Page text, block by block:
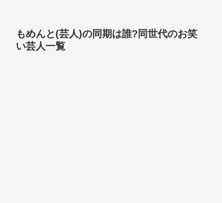
もめんと(芸人)の同期は誰?同世代のお笑
い芸人一覧